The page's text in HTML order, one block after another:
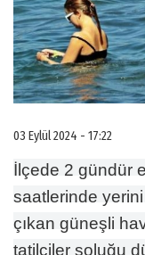
03 Eylül 2024 - 17:22
İlçede 2 gündür
saatlerinde
çıkan güneşli
tatilciler soluğu